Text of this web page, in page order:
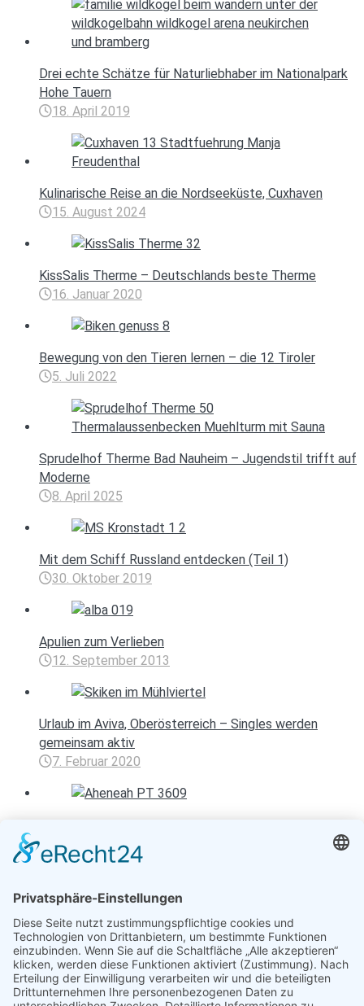
Drei echte Schätze für Naturliebhaber im Nationalpark
Hohe Tauern
18. April 2019
Kulinarische Reise an die Nordseeküste, Cuxhaven
15. August 2024
KissSalis Therme – Deutschlands beste Therme
16. Januar 2020
Bewegung von den Tieren lernen – die 12 Tiroler
5. Juli 2022
Sprudelhof Therme Bad Nauheim – Jugendstil trifft auf
Moderne
8. April 2025
Mit dem Schiff Russland entdecken (Teil 1)
30. Oktober 2019
Apulien zum Verlieben
12. September 2013
Urlaub im Aviva, Oberösterreich – Singles werden
gemeinsam aktiv
7. Februar 2020
17. Mai 2021
Urlaub zum Bestpreis